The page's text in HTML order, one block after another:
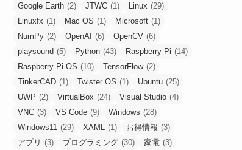
Google Earth (2) JTWC (1) Linux (29)
Linuxfx (1) Mac OS (1) Microsoft (1)
NumPy (2) OpenAI (6) OpenCV (6)
playsound (5) Python (43) Raspberry Pi (14)
Raspberry Pi OS (10) TensorFlow (2)
TinkerCAD (1) Twister OS (1) Ubuntu (25)
UWP (2) VirtualBox (24) Visual Studio (4)
VNC (3) VS Code (9) Windows (28)
Windows11 (29) XAML (1) お得情報 (3)
アプリ (3) プログラミング (30) 家電 (3)